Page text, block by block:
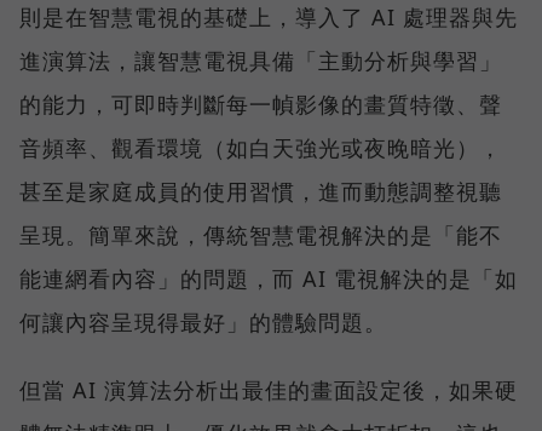
則是在智慧電視的基礎上，導入了 AI 處理器與先
進演算法，讓智慧電視具備「主動分析與學習」
的能力，可即時判斷每一幀影像的畫質特徵、聲
音頻率、觀看環境（如白天強光或夜晚暗光），
甚至是家庭成員的使用習慣，進而動態調整視聽
呈現。簡單來說，傳統智慧電視解決的是「能不
能連網看內容」的問題，而 AI 電視解決的是「如
何讓內容呈現得最好」的體驗問題。
但當 AI 演算法分析出最佳的畫面設定後，如果硬